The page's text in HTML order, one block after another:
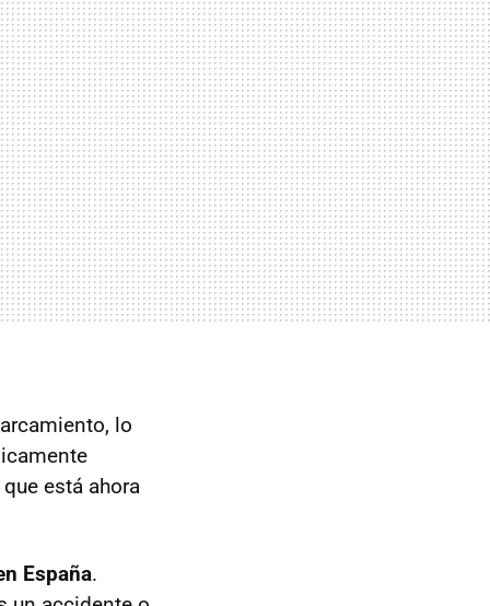
lo
que está ahora
España.